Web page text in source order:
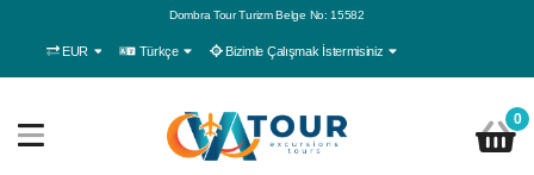
Dombra Tour Turizm Belge No: 15582
EUR Türkçe Bizimle Çalışmak İstermisiniz
0